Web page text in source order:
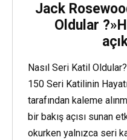
Jack
Oldular
Nasıl Seri Katil
150 Seri Katilinin
tarafından kaleme
bir bakış açısı sunan
okurken yalnızca seri